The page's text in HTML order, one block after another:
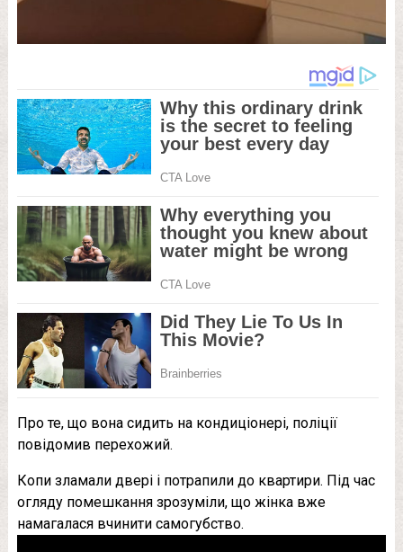
Про те, що вона сидить на кондиціонері, поліції
повідомив перехожий.
Копи зламали двері і потрапили до квартири. Під час
огляду помешкання зрозуміли, що жінка вже
намагалася вчинити самогубство.